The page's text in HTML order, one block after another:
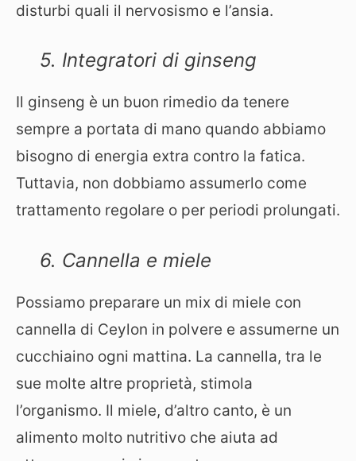
disturbi quali il nervosismo e l’ansia.
5. Integratori di ginseng
Il ginseng è un buon rimedio da tenere
sempre a portata di mano quando abbiamo
bisogno di energia extra contro la fatica.
Tuttavia, non dobbiamo assumerlo come
trattamento regolare o per periodi prolungati.
6. Cannella e miele
Possiamo preparare un mix di miele con
cannella di Ceylon in polvere e assumerne un
cucchiaino ogni mattina. La cannella, tra le
sue molte altre proprietà, stimola
l’organismo. Il miele, d’altro canto, è un
alimento molto nutritivo che aiuta ad